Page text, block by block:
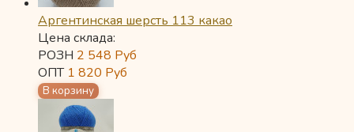
Аргентинская шерсть 113 какао
Цена склада:
РОЗН 2 548 Руб
ОПТ 1 820 Руб